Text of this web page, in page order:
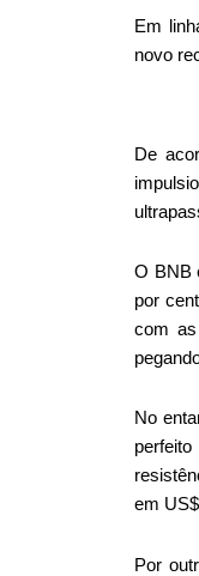
Em
novo
De
O BNB
por
com
No
em
Por